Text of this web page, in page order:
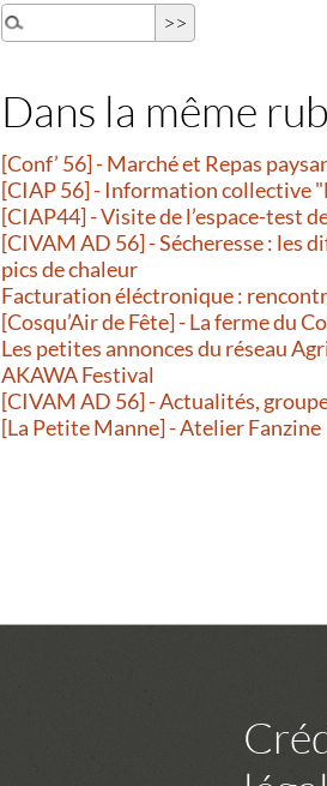
Dans la même
[Conf’ 56] - Marché et Repas
[CIAP 56] - Information collective
[CIAP44] - Visite de l’espace-test
[CIVAM AD 56] - Sécheresse : les
pics de chaleur
Facturation éléctronique :
[Cosqu’Air de Fête] - La ferme du
Les petites annonces du réseau
AKAWA Festival
[CIVAM AD 56] - Actualités,
[La Petite Manne] - Atelier Fanzine